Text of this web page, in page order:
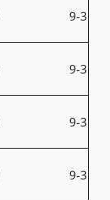
9-31
9-31
9-31
9-31